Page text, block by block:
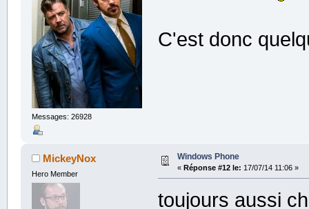
Messages: 26928
C'est donc
MickeyNox
Hero Member
Windows Phone
« Réponse #12 le: 17/07/14 11:06 »
toujours aussi